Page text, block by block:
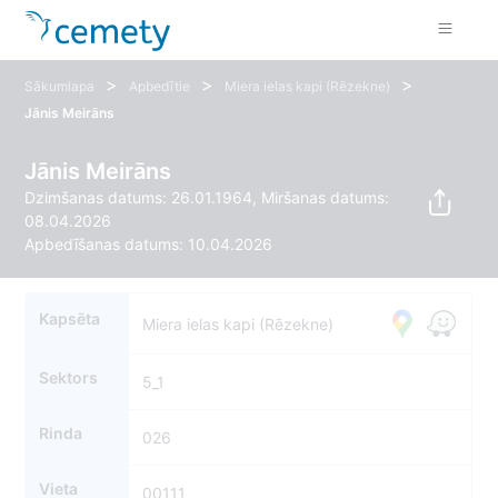
Sākumlapa > Apbedītie > Miera ielas kapi (Rēzekne) >
Jānis Meirāns
Jānis Meirāns
Dzimšanas datums: 26.01.1964, Miršanas datums:
08.04.2026
Apbedīšanas datums: 10.04.2026
Kapsēta Miera ielas kapi (Rēzekne)
Sektors 5_1
Rinda 026
Vieta 00111